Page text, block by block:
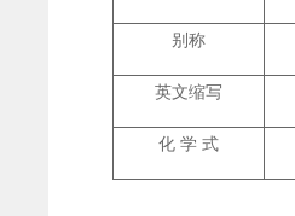
别称
英文缩写
化 学 式